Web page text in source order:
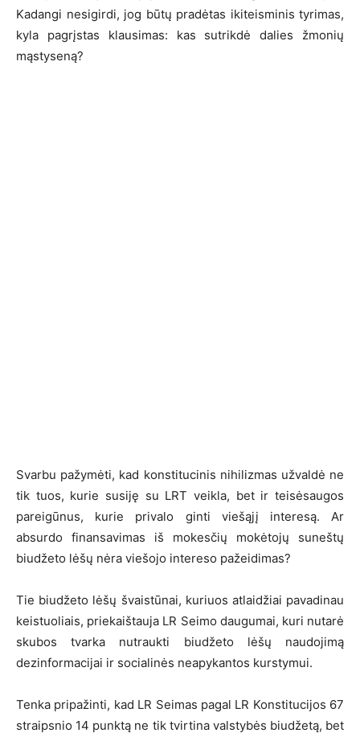
Kadangi nesigirdi, jog būtų pradėtas ikiteisminis tyrimas,
kyla pagrįstas klausimas: kas sutrikdė dalies žmonių
mąstyseną?
Svarbu pažymėti, kad konstitucinis nihilizmas užvaldė ne
tik tuos, kurie susiję su LRT veikla, bet ir teisėsaugos
pareigūnus, kurie privalo ginti viešąjį interesą. Ar
absurdo finansavimas iš mokesčių mokėtojų suneštų
biudžeto lėšų nėra viešojo intereso pažeidimas?
Tie biudžeto lėšų švaistūnai, kuriuos atlaidžiai pavadinau
keistuoliais, priekaištauja LR Seimo daugumai, kuri nutarė
skubos tvarka nutraukti biudžeto lėšų naudojimą
dezinformacijai ir socialinės neapykantos kurstymui.
Tenka pripažinti, kad LR Seimas pagal LR Konstitucijos 67
straipsnio 14 punktą ne tik tvirtina valstybės biudžetą, bet